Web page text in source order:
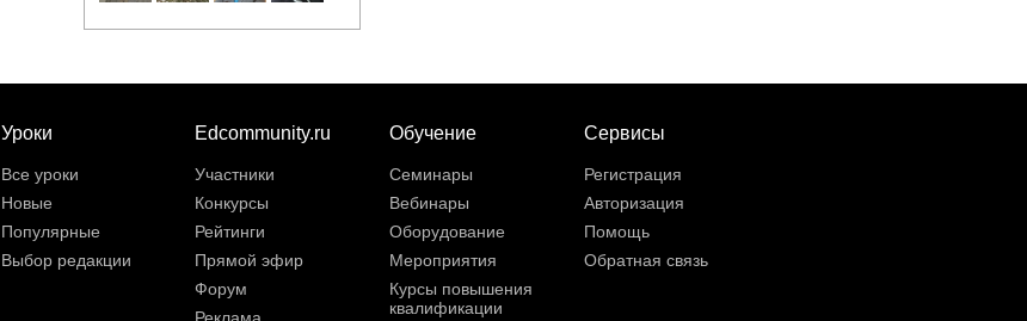
Уроки
Все уроки
Новые
Популярные
Выбор редакции
Edcommunity.ru
Участники
Конкурсы
Рейтинги
Прямой эфир
Форум
Реклама
Обучение
Семинары
Вебинары
Оборудование
Мероприятия
Курсы повышения
квалификации
Сервисы
Регистрация
Авторизация
Помощь
Обратная связь